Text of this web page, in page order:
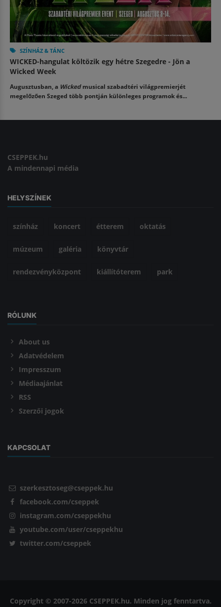
SZÍNHÁZ & TÁNC
WICKED-hangulat költözik egy hétre Szegedre - Jön a
Wicked Week
Augusztusban, a Wickedmusical szabadtéri világpremierjét
megelőzően Szeged több pontján különleges programok és...
CSEPPEK.hu
A mindennapi média
HELYSZÍNEK
színház koncert étterem oktatás
múzeum galéria könyvtár
rendezvényközpont kiállítóterem park
RÓLUNK
About us
Adatvédelem
Impresszum
Médiaajánlat
RSS
Szerzői jogok
KAPCSOLAT
szerkesztoseg@cseppek.hu
facebook.com/cseppek
instagram.com/cseppekhu
youtube.com/user/cseppekhu
twitter.com/cseppek
Copyright © 2007-2026 CSEPPEK.hu. Minden jog fenntartva.